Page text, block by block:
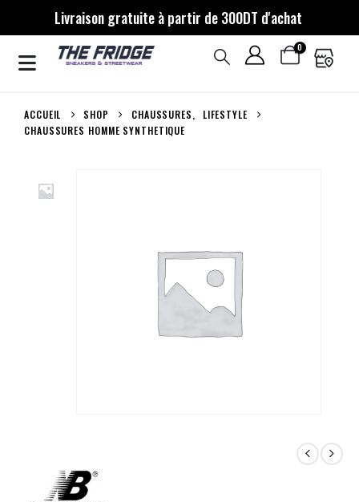
Livraison gratuite à partir de 300DT d'achat
0
ACCUEIL SHOP CHAUSSURES,
LIFESTYLE
CHAUSSURES HOMME SYNTHETIQUE